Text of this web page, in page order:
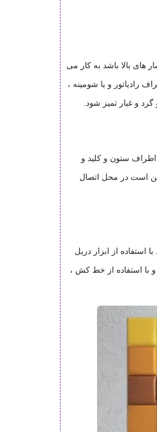
بالا باشد به کار می
رادیاتور و یا شومینه ،
اطراف ستون و کلید و
است در محل اتصال
استفاده از ابزار دریل
و با استفاده از خط کش ،